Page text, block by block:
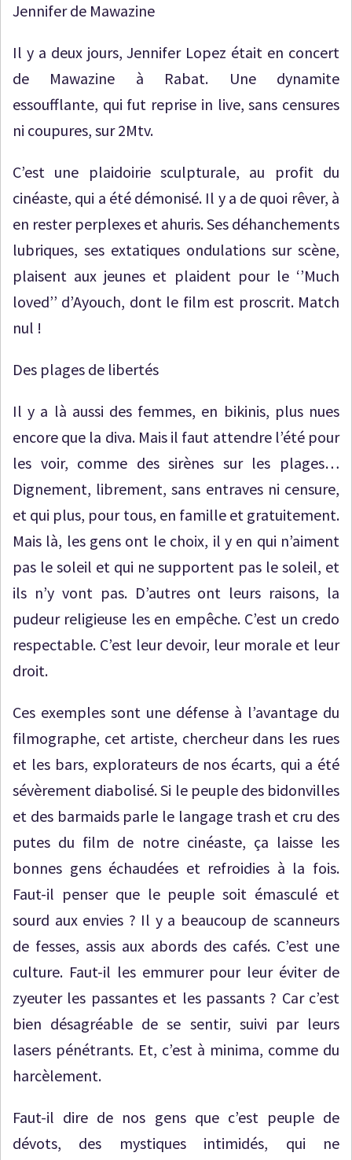
Jennifer de Mawazine
Il y a deux jours, Jennifer Lopez était en concert
de Mawazine à Rabat. Une dynamite
essoufflante, qui fut reprise in live, sans censures
ni coupures, sur 2Mtv.
C’est une plaidoirie sculpturale, au profit du
cinéaste, qui a été démonisé. Il y a de quoi rêver, à
en rester perplexes et ahuris. Ses déhanchements
lubriques, ses extatiques ondulations sur scène,
plaisent aux jeunes et plaident pour le ‘’Much
loved’’ d’Ayouch, dont le film est proscrit. Match
nul !
Des plages de libertés
Il y a là aussi des femmes, en bikinis, plus nues
encore que la diva. Mais il faut attendre l’été pour
les voir, comme des sirènes sur les plages…
Dignement, librement, sans entraves ni censure,
et qui plus, pour tous, en famille et gratuitement.
Mais là, les gens ont le choix, il y en qui n’aiment
pas le soleil et qui ne supportent pas le soleil, et
ils n’y vont pas. D’autres ont leurs raisons, la
pudeur religieuse les en empêche. C’est un credo
respectable. C’est leur devoir, leur morale et leur
droit.
Ces exemples sont une défense à l’avantage du
filmographe, cet artiste, chercheur dans les rues
et les bars, explorateurs de nos écarts, qui a été
sévèrement diabolisé. Si le peuple des bidonvilles
et des barmaids parle le langage trash et cru des
putes du film de notre cinéaste, ça laisse les
bonnes gens échaudées et refroidies à la fois.
Faut-il penser que le peuple soit émasculé et
sourd aux envies ? Il y a beaucoup de scanneurs
de fesses, assis aux abords des cafés. C’est une
culture. Faut-il les emmurer pour leur éviter de
zyeuter les passantes et les passants ? Car c’est
bien désagréable de se sentir, suivi par leurs
lasers pénétrants. Et, c’est à minima, comme du
harcèlement.
Faut-il dire de nos gens que c’est peuple de
dévots, des mystiques intimidés, qui ne